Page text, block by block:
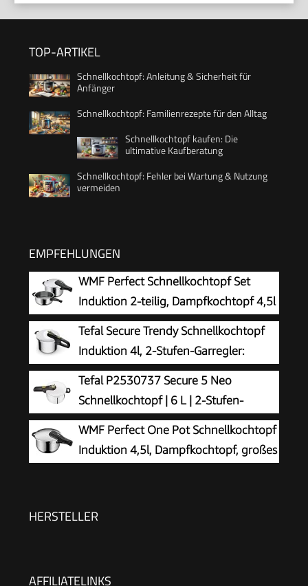
TOP-ARTIKEL
Schnellkochtopf: Anleitung & Sicherheit für
Anfänger
Schnellkochtopf: Familienrezepte für den Alltag
Schnellkochtopf kaufen: Die
ultimative Kaufberatung
Schnellkochtopf: Fehler bei Wartung & Nutzung
vermeiden
EMPFEHLUNGEN
WMF Perfect Schnellkochtopf Set
Induktion 2-teilig, Dampfkochtopf 4,5l
+ 3l, Töpfe Set Cromargan Edelstahl
poliert, 2 Kochstufen, Einhand-Kochstufenregler
Tefal Secure Trendy Schnellkochtopf
Induktion 4l, 2-Stufen-Garregler:
Intensivstufe 117°C, Schonstufe 112°C,
Induktions-Kapselboden, für alle Herdarten,
Edelstahl/Schwarz/Grün, P2580400
Tefal P2530737 Secure 5 Neo
Schnellkochtopf | 6 L | 2-Stufen-
Garregler | hochwertiger | Silber/Grün
WMF Perfect One Pot Schnellkochtopf
Induktion 4,5l, Dampfkochtopf, großes
HERSTELLER
AFFILIATELINKS